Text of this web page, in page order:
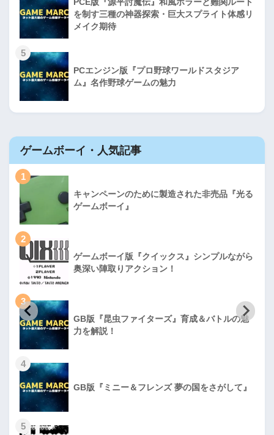
を制す三種の神器探索・巨大スプライト体感リ
メイク期待
5
PCエンジン版『プロ野球ワールドスタジア
ム』名作野球ゲームの魅力
ゲームボーイ・人気記事
1
キャンペーンのために製造された非売品『光る
ゲームボーイ』
2
ゲームボーイ版『クイックス』シンプルながら
奥深い陣取りアクション！
3
GB版『昆虫ファイターズ』育成＆バトルの魅
力を解説！
4
GB版『ミニー＆フレンズ 夢の国をさがして』
5